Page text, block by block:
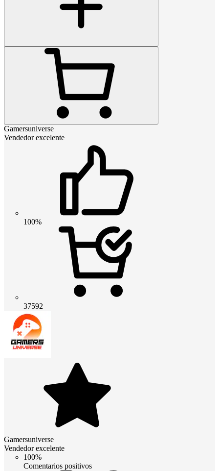
Gamersuniverse
Vendedor excelente
100%
37592
Gamersuniverse
Vendedor excelente
100%
Comentarios positivos